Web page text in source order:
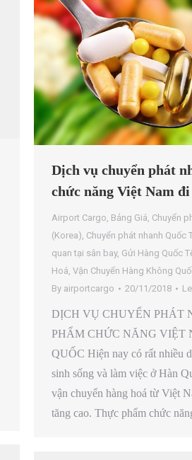
Dịch vụ chuyển phát
chức năng Việt Nam
Airport Cargo, Bảng Giá, Chuyển
(Korea), Chuyển phát nhanh Quốc
quan tại sân bay, Gửi Hàng Quốc
Hoá, Vận Chuyển Hàng Không
By airportcargo 20/11/2018
DỊCH VỤ CHUYỂN PHÁT
PHẨM CHỨC NĂNG VIỆT
QUỐC Hiện nay có rất nhiều
sinh sống và làm việc ở Hàn
vận chuyển hàng hoá từ Việt
tăng cao. Thực phẩm chức